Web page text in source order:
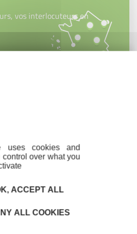
vos interlocuteurs en
!
Vendée Terres et
uses cookies and
control over what you
ACCEPT ALL
ALL COOKIES